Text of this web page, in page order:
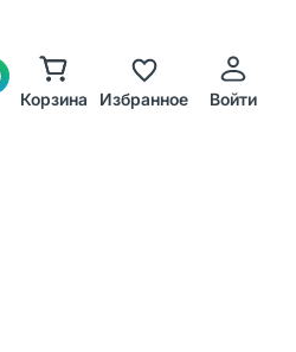
Корзина Избранное Войти